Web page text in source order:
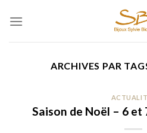
ARCHIVES PAR
Saison de Noël – 6 et